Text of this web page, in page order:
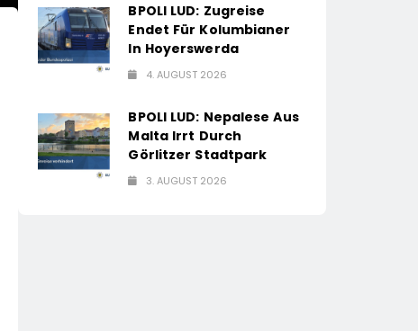
BPOLI LUD: Zugreise
Endet Für Kolumbianer
In Hoyerswerda
4. AUGUST 2026
BPOLI LUD: Nepalese Aus
Malta Irrt Durch
Görlitzer Stadtpark
3. AUGUST 2026